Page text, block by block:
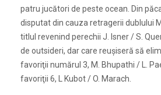
patru jucători de peste ocean. Din
disputat din cauza retragerii dublului
titlul revenind perechii J. Isner / S.
de outsideri, dar care reuşiseră să
favoriţii numărul 3, M. Bhupathi / L.
favoriţii 6, L Kubot / O. Marach.